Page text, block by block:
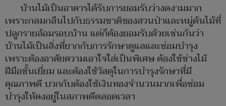
บ้านไม้เป็นอาคารได้รับการยอมรับว่างดงามมาก
เพราะกลมกลืนไปกับธรรมชาติของสวนป่าและหมู่ต้นไม้ที่
ปลูกรายล้อมรอบบ้าน แต่ก็ต้องยอมรับด้วยเช่นกันว่า
บ้านไม้เป็นสิ่งที่ยากกับการรักษาดูแลและซ่อมบำรุง
เพราะต้องอาศัยความเอาใจใส่เป็นพิเศษ ต้องใช้ช่างไม้
ฝีมือชั้นเยี่ยม และต้องใช้วัสดุในการบำรุงรักษาที่มี
คุณภาพดี บวกกับต้องใช้เงินทองจำนวนมากเพื่อซ่อม
บำรุงให้คงอยู่ในสภาพดีตลอดเวลา